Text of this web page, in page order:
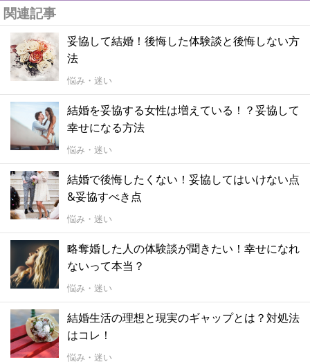
関連記事
妥協して結婚！後悔した体験談と後悔しない方
法
悩み・迷い
結婚を妥協する女性は増えている！？妥協して
幸せになる方法
悩み・迷い
結婚で後悔したくない！妥協してはいけない点
&妥協すべき点
悩み・迷い
略奪婚した人の体験談が聞きたい！幸せになれ
ないって本当？
悩み・迷い
結婚生活の理想と現実のギャップとは？対処法
はコレ！
悩み・迷い